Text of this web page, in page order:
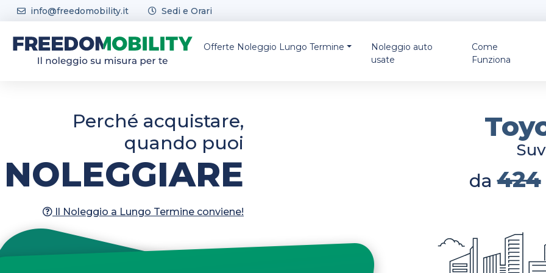
Skip to content
info@freedomobility.it Sedi e Orari
Offerte Noleggio Lungo Termine
Noleggio auto
usate
Come
Funziona
Perché acquistare,
quando puoi
NOLEGGIARE
Il Noleggio a Lungo Termine conviene!
Toyota C-Hr +
Suv Bev 58 Kwh
424 prezzo
originale
era:
424€.
368€Il
prezzo
attuale
è:
/MESE*
IVA ESCLUSA
Suv
da 445